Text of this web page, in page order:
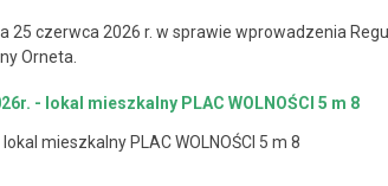
25 czerwca 2026 r. w sprawie wprowadzenia
Orneta.
- lokal mieszkalny PLAC WOLNOŚCI 5 m 8
lokal mieszkalny PLAC WOLNOŚCI 5 m 8